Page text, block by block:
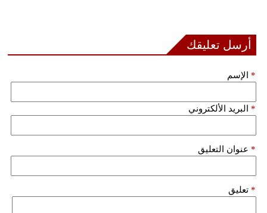
أرسل تعليقك
الإسم *
البريد الألكتروني *
عنوان التعليق *
تعليق *